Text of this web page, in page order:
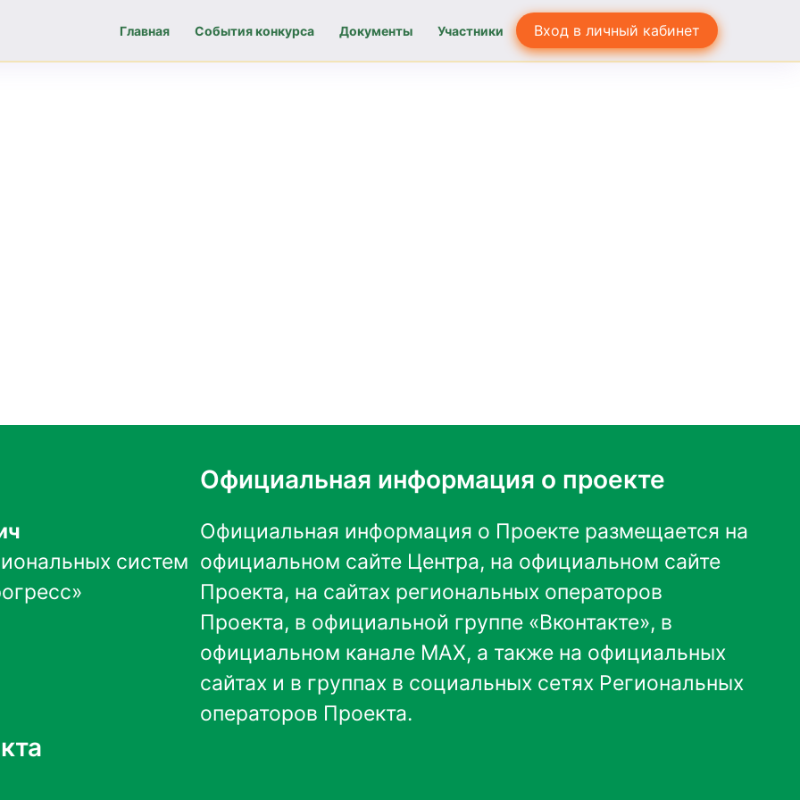
Главная События конкурса Документы Участники Вход в личный кабинет
Официальная информация о проекте
систем
Официальная информация о Проекте размещается на
официальном сайте Центра, на официальном сайте
Проекта, на сайтах региональных операторов
Проекта, в официальной группе «Вконтакте», в
официальном канале MAX, а также на официальных
сайтах и в группах в социальных сетях Региональных
операторов Проекта.